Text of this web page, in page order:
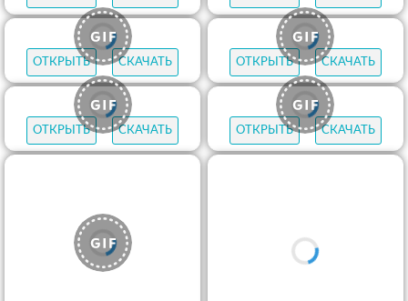
ОТКРЫТЬ СКАЧАТЬ
ОТКРЫТЬ СКАЧАТЬ